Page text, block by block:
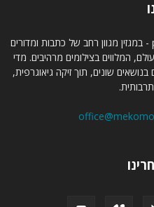
מגזין תיירות בארץ ובחול passepartour - במגזין מגוון רחב של כתבות ומדורים
המלווים בצילומים מרהיבים. מדי
שונים, תוך זיקה גיאוגרפית,